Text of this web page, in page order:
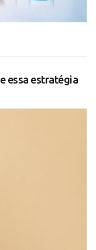
essa estratégia